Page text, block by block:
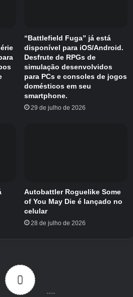
grande recompensa.
reproduzindo episódios
o jogo?
anteriores, vale a pena
é chinesa.
de resolução lenta
ambientes surreais e
leia nossas novidades
chamado Digimon Up,
“Battlefield Fuga” já está
disponível para iOS/Android.
Desfrute de RPGs de
simulação desenvolvidos
para PCs e consoles de jogos
domésticos em seu
smartphone.
29 de julho de 2026
Autobattler Roguelike Some
of You May Die é lançado no
celular
28 de julho de 2026
0